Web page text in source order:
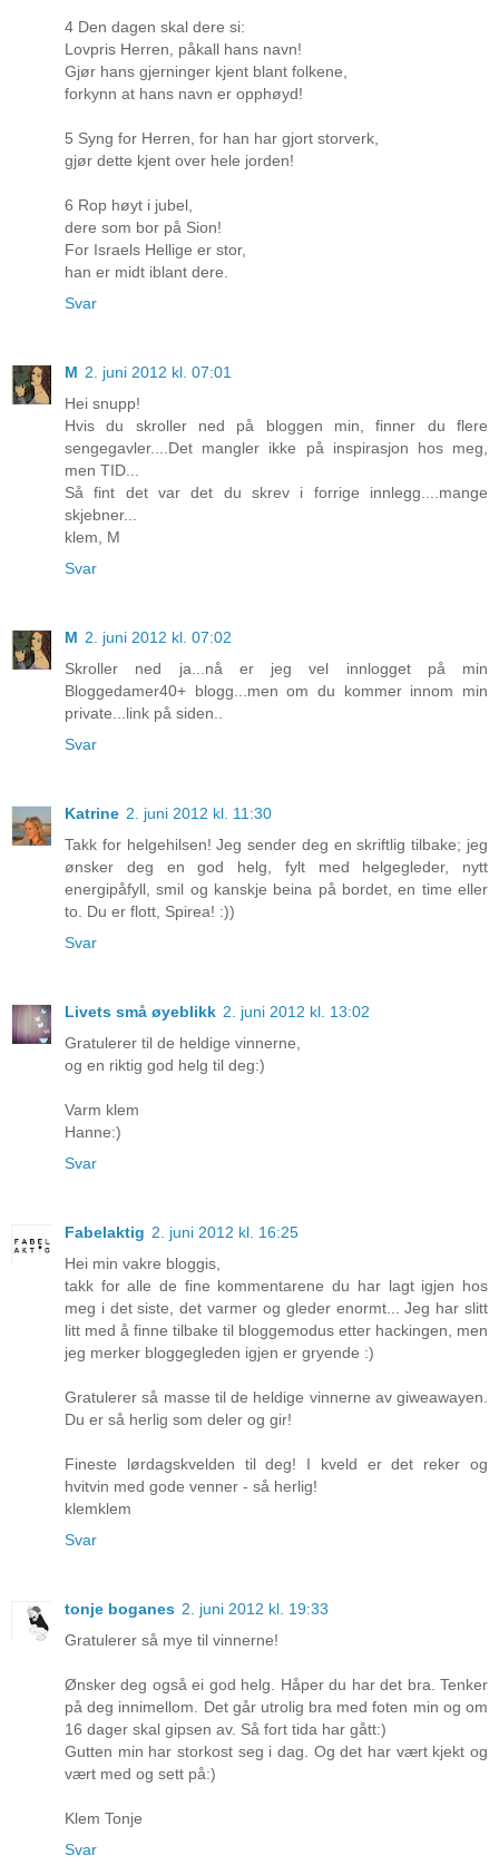
4 Den dagen skal dere si:
Lovpris Herren, påkall hans navn!
Gjør hans gjerninger kjent blant folkene,
forkynn at hans navn er opphøyd!
5 Syng for Herren, for han har gjort storverk,
gjør dette kjent over hele jorden!
6 Rop høyt i jubel,
dere som bor på Sion!
For Israels Hellige er stor,
han er midt iblant dere.
Svar
M 2. juni 2012 kl. 07:01
Hei snupp!
Hvis du skroller ned på bloggen min, finner du flere
sengegavler....Det mangler ikke på inspirasjon hos meg,
men TID...
Så fint det var det du skrev i forrige innlegg....mange
skjebner...
klem, M
Svar
M 2. juni 2012 kl. 07:02
Skroller ned ja...nå er jeg vel innlogget på min
Bloggedamer40+ blogg...men om du kommer innom min
private...link på siden..
Svar
Katrine 2. juni 2012 kl. 11:30
Takk for helgehilsen! Jeg sender deg en skriftlig tilbake; jeg
ønsker deg en god helg, fylt med helgegleder, nytt
energipåfyll, smil og kanskje beina på bordet, en time eller
to. Du er flott, Spirea! :))
Svar
Livets små øyeblikk 2. juni 2012 kl. 13:02
Gratulerer til de heldige vinnerne,
og en riktig god helg til deg:)
Varm klem
Hanne:)
Svar
Fabelaktig 2. juni 2012 kl. 16:25
Hei min vakre bloggis,
takk for alle de fine kommentarene du har lagt igjen hos
meg i det siste, det varmer og gleder enormt... Jeg har slitt
litt med å finne tilbake til bloggemodus etter hackingen, men
jeg merker bloggegleden igjen er gryende :)
Gratulerer så masse til de heldige vinnerne av giweawayen.
Du er så herlig som deler og gir!
Fineste lørdagskvelden til deg! I kveld er det reker og
hvitvin med gode venner - så herlig!
klemklem
Svar
tonje boganes 2. juni 2012 kl. 19:33
Gratulerer så mye til vinnerne!
Ønsker deg også ei god helg. Håper du har det bra. Tenker
på deg innimellom. Det går utrolig bra med foten min og om
16 dager skal gipsen av. Så fort tida har gått:)
Gutten min har storkost seg i dag. Og det har vært kjekt og
vært med og sett på:)
Klem Tonje
Svar